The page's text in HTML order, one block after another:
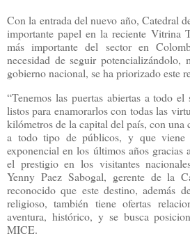
Con la entrada del nuevo año, Catedral
importante papel en la reciente Vitrina
más importante del sector en
necesidad de seguir potencializándolo,
gobierno nacional, se ha priorizado este
“Tenemos las puertas abiertas a todo
listos para enamorarlos con todas las
kilómetros de la capital del país, con una
a todo tipo de públicos, y que viene
exponencial en los últimos años gracias
el prestigio en los visitantes
Yenny Paez Sabogal, gerente de la
reconocido que este destino, además
religioso, también tiene ofertas
aventura, histórico, y se busca
MICE.